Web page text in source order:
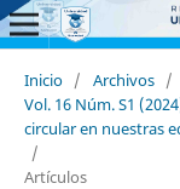
Inicio / Archivos /
Vol. 16 Núm. S1
circular en nuestras
/
Artículos